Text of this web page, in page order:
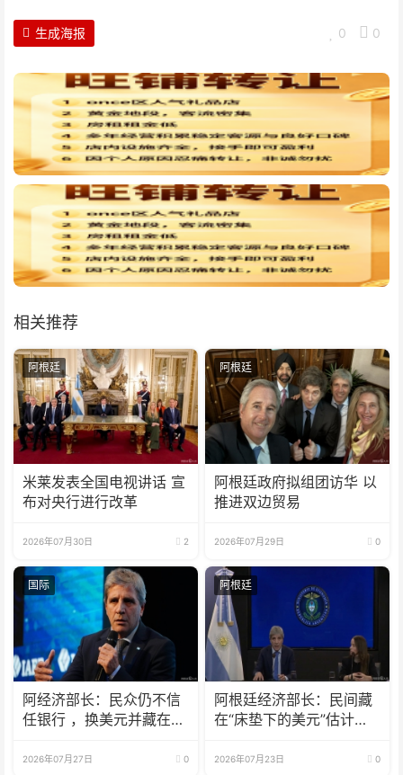
0 0
生成海报
相关推荐
阿根廷
米莱发表全国电视讲话 宣
布对央行进行改革
2026年07月30日 2
阿根廷
阿根廷政府拟组团访华 以
推进双边贸易
2026年07月29日 0
国际
阿经济部长：民众仍不信
任银行 ，换美元并藏在床
2026年07月27日 0
阿根廷
阿根廷经济部长：民间藏
在“床垫下的美元”估计有
2026年07月23日 0